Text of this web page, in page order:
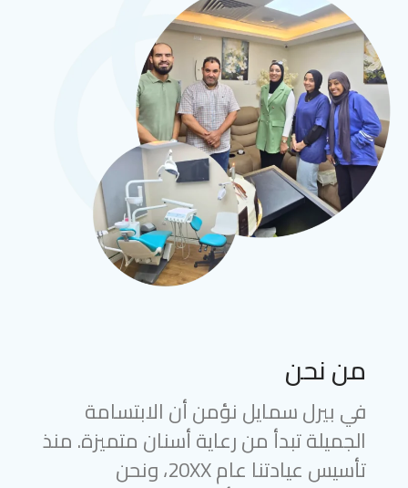
من نحن
في بيرل سمايل نؤمن أن الابتسامة
الجميلة تبدأ من رعاية أسنان متميزة. منذ
تأسيس عيادتنا عام 20XX، ونحن